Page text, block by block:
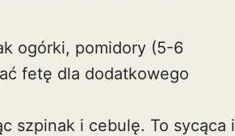
ogórki, pomidory (5-6
fetę dla dodatkowego
szpinak i cebulę. To sycąca i